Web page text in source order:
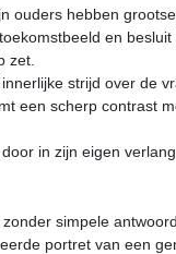
ouders hebben
en
zet.
strijd over de
een scherp contrast
in zijn eigen
simpele
portret van een